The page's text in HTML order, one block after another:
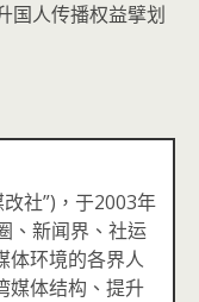
国人传播权益擘划
社”)，于2003年
、新闻界、社运
体环境的各界人
媒体结构、提升